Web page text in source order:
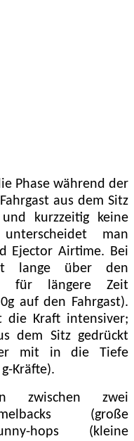
Phase während der
aus dem Sitz
kurzzeitig keine
man
Ejector Airtime. Bei
lange über den
für längere Zeit
auf den Fahrgast).
die Kraft intensiver;
dem Sitz gedrückt
mit in die Tiefe
Kräfte).
zwischen zwei
(große
hops (kleine